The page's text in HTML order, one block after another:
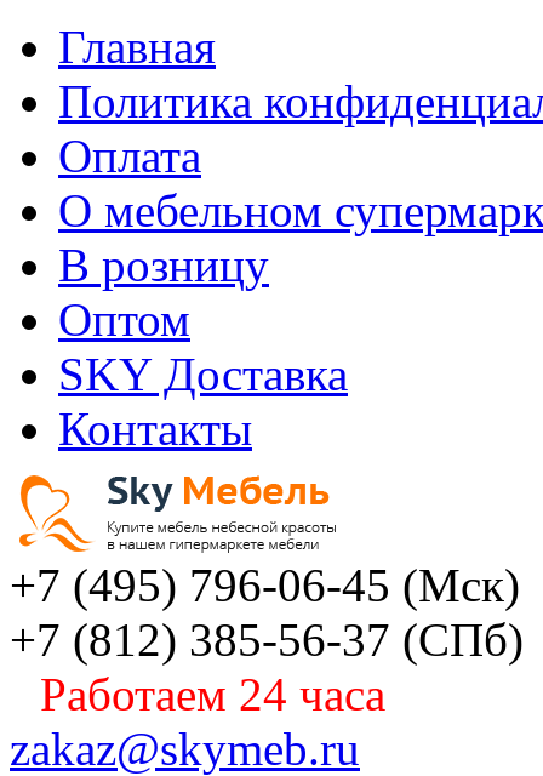
Главная
Политика
Оплата
О мебельном
В розницу
Оптом
SKY Доставка
Контакты
+7 (495) 796-06-45 (Мск)
+7 (812) 385-56-37 (СПб)
Работаем 24 часа
zakaz@skymeb.ru